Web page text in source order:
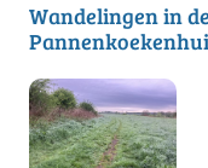
Wandelingen in